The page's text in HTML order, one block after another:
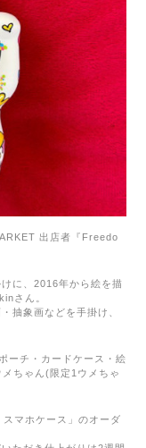
出店者『 Freedo
に、 2016年から絵を描
さん。
抽象画などを手掛け、
ーチ・カードケース・絵
ちゃん(限定1ウメちゃ
マホケース」のオーダ